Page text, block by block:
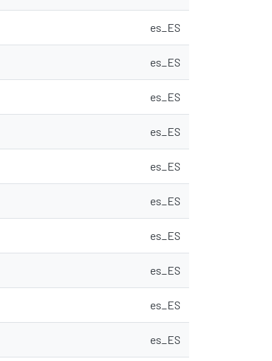
es_ES
es_ES
es_ES
es_ES
es_ES
es_ES
es_ES
es_ES
es_ES
es_ES